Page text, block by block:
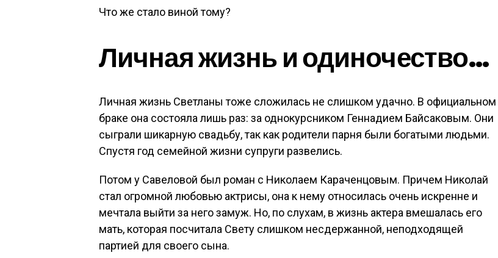
Что же стало виной тому?
Личная жизнь и одиночество…
Личная жизнь Светланы тоже сложилась не слишком удачно. В официальном
браке она состояла лишь раз: за однокурсником Геннадием Байсаковым. Они
сыграли шикарную свадьбу, так как родители парня были богатыми людьми.
Спустя год семейной жизни супруги развелись.
Потом у Савеловой был роман с Николаем Караченцовым. Причем Николай
стал огромной любовью актрисы, она к нему относилась очень искренне и
мечтала выйти за него замуж. Но, по слухам, в жизнь актера вмешалась его
мать, которая посчитала Свету слишком несдержанной, неподходящей
партией для своего сына.